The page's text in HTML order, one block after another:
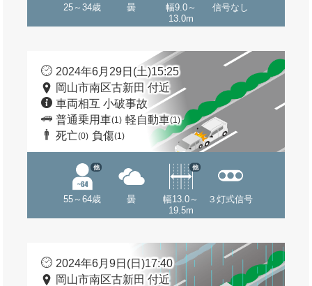
25～34歳 曇
幅9.0～
13.0m
信号なし
2024年6月29日(土)15:25
岡山市南区古新田 付近
車両相互 小破事故
普通乗用車(1) 軽自動車(1)
死亡(0) 負傷(1)
55～64歳
他
曇
幅13.0～
19.5m
他
３灯式信号
2024年6月9日(日)17:40
岡山市南区古新田 付近